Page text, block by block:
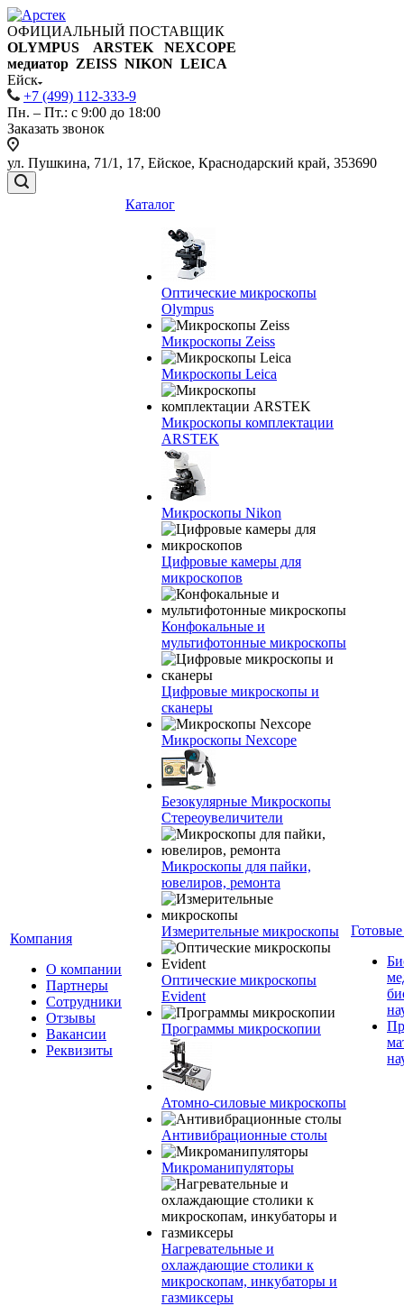
ОФИЦИАЛЬНЫЙ ПОСТАВЩИК
OLYMPUS ARSTEK NEXCOPE
медиатор ZEISS NIKON LEICA
Ейск
+7 (499) 112-333-9
Пн. – Пт.: с 9:00 до 18:00
Заказать звонок
ул. Пушкина, 71/1, 17, Ейское, Краснодарский край, 353690
Компания
О компании
Партнеры
Сотрудники
Отзывы
Вакансии
Реквизиты
Каталог
Оптические микроскопы
Olympus
Микроскопы Zeiss
Микроскопы Leica
Микроскопы комплектации
ARSTEK
Микроскопы Nikon
Цифровые камеры для
микроскопов
Конфокальные и
мультифотонные микроскопы
Цифровые микроскопы и
сканеры
Микроскопы Nexcope
Безокулярные Микроскопы
Стереоувеличители
Микроскопы для пайки,
ювелиров, ремонта
Измерительные микроскопы
Оптические микроскопы
Evident
Программы микроскопии
Атомно-силовые микроскопы
Антивибрационные столы
Микроманипуляторы
Нагревательные и
охлаждающие столики к
микроскопам, инкубаторы и
газмиксеры